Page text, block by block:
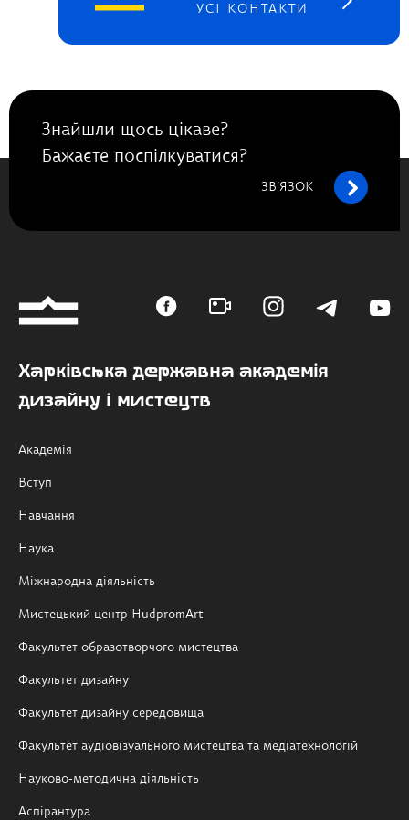
УСІ КОНТАКТИ
Знайшли щось цікаве?
Бажаєте поспілкуватися?
ЗВ’ЯЗОК
Харківська державна академія
дизайну і мистецтв
Академія
Вступ
Навчання
Наука
Міжнародна діяльність
Мистецький центр HudpromArt
Факультет образотворчого мистецтва
Факультет дизайну
Факультет дизайну середовища
Факультет аудіовізуального мистецтва та медіатехнологій
Науково-методична діяльність
Аспірантура